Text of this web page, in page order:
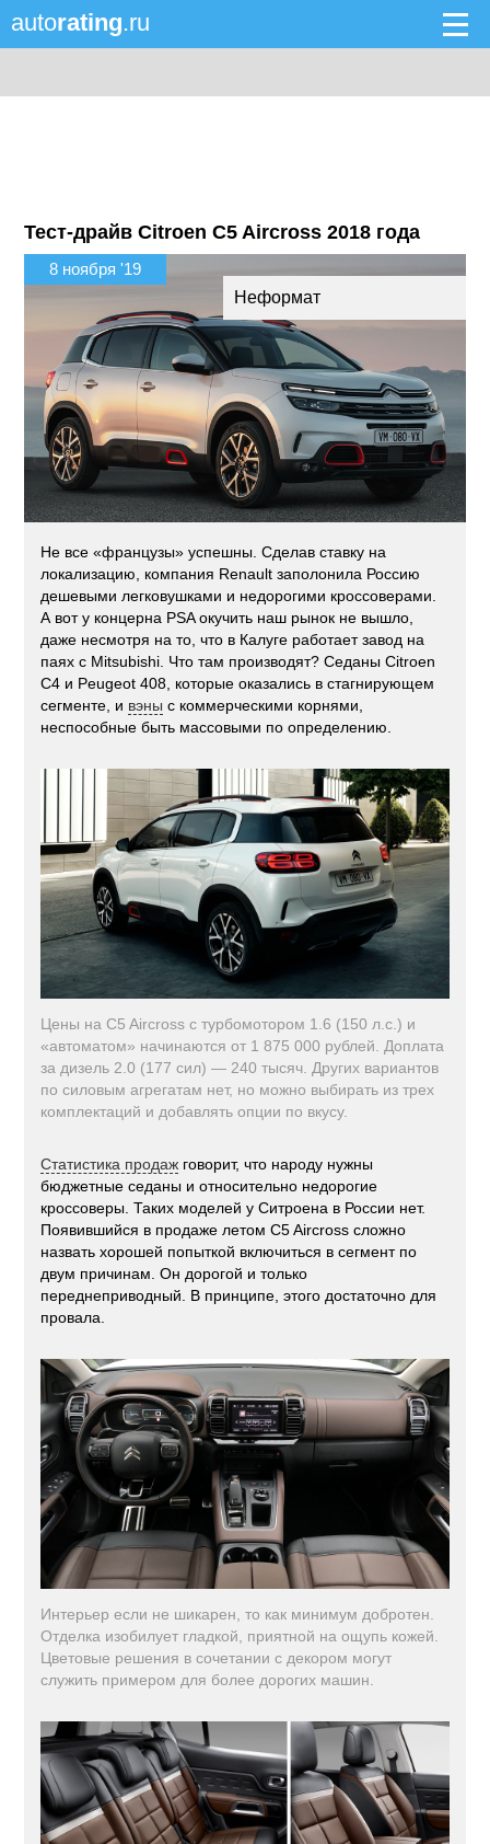
autorating.ru
Тест-драйв Citroen C5 Aircross 2018 года
8 ноября '19
Неформат
Не все «французы» успешны. Сделав ставку на
локализацию, компания Renault заполонила Россию
дешевыми легковушками и недорогими кроссоверами.
А вот у концерна PSA окучить наш рынок не вышло,
даже несмотря на то, что в Калуге работает завод на
паях с Mitsubishi. Что там производят? Седаны Citroen
C4 и Peugeot 408, которые оказались в стагнирующем
сегменте, и вэны с коммерческими корнями,
неспособные быть массовыми по определению.
Цены на C5 Aircross с турбомотором 1.6 (150 л.с.) и
«автоматом» начинаются от 1 875 000 рублей. Доплата
за дизель 2.0 (177 сил) — 240 тысяч. Других вариантов
по силовым агрегатам нет, но можно выбирать из трех
комплектаций и добавлять опции по вкусу.
Статистика продаж говорит, что народу нужны
бюджетные седаны и относительно недорогие
кроссоверы. Таких моделей у Ситроена в России нет.
Появившийся в продаже летом C5 Aircross сложно
назвать хорошей попыткой включиться в сегмент по
двум причинам. Он дорогой и только
переднеприводный. В принципе, этого достаточно для
провала.
Интерьер если не шикарен, то как минимум добротен.
Отделка изобилует гладкой, приятной на ощупь кожей.
Цветовые решения в сочетании с декором могут
служить примером для более дорогих машин.